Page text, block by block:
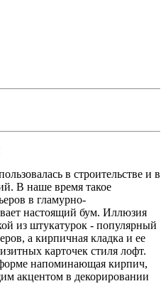
в строительстве и в
В наше время такое
в гламурно-
настоящий бум. Иллюзия
из штукатурок - популярный
а кирпичная кладка и ее
карточек стиля лофт.
напоминающая кирпич,
акцентом в декорировании